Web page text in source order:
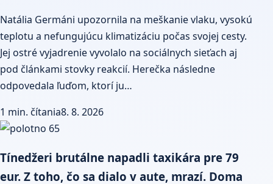
Natália Germáni upozornila na meškanie vlaku, vysokú
teplotu a nefungujúcu klimatizáciu počas svojej cesty.
Jej ostré vyjadrenie vyvolalo na sociálnych sieťach aj
pod článkami stovky reakcií. Herečka následne
odpovedala ľuďom, ktorí ju…
1 min. čítania8. 8. 2026
Tínedžeri brutálne napadli taxikára pre 79
eur. Z toho, čo sa dialo v aute, mrazí. Doma